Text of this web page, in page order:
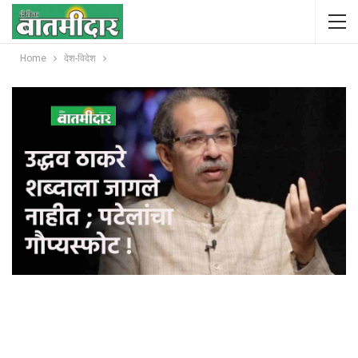
Home देश-विदेश